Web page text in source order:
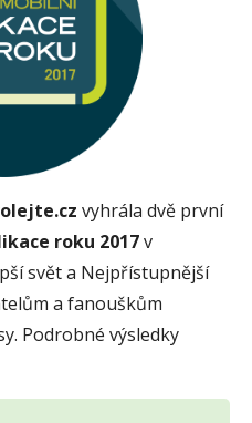
vyhrála dvě první
roku 2017v
svět a Nejpřístupnější
a fanouškům
Podrobné výsledky